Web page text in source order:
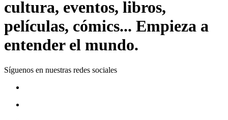
cultura, eventos, libros,
películas, cómics... Empieza a
entender el mundo.
Síguenos en nuestras redes sociales